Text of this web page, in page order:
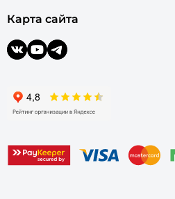
Карта сайта